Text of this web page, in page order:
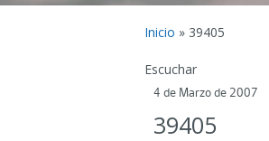
Inicio » 39405
Escuchar
4 de Marzo de 2007
39405